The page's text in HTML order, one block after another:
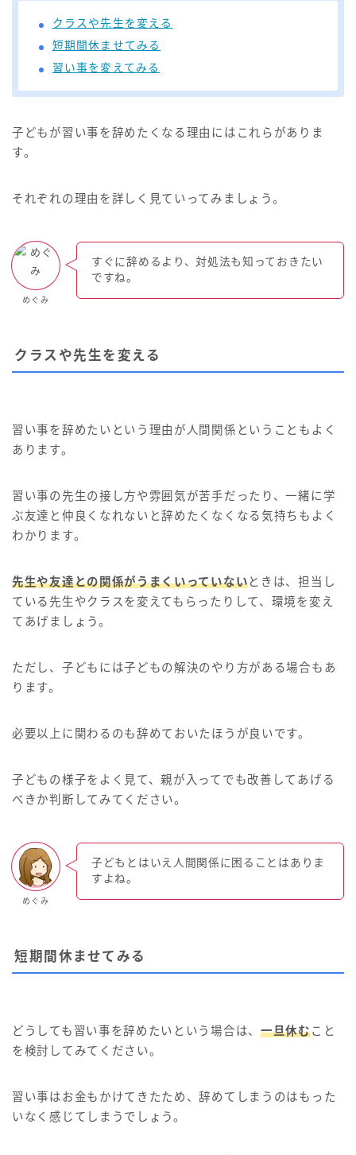
クラスや先生を変える
短期間休ませてみる
習い事を変えてみる
子どもが習い事を辞めたくなる理由にはこれらがありま
す。
それぞれの理由を詳しく見ていってみましょう。
めぐみ
すぐに辞めるより、対処法も知っておきたい
ですね。
クラスや先生を変える
習い事を辞めたいという理由が人間関係ということもよく
あります。
習い事の先生の接し方や雰囲気が苦手だったり、一緒に学
ぶ友達と仲良くなれないと辞めたくなくなる気持ちもよく
わかります。
先生や友達との関係がうまくいっていないときは、担当し
ている先生やクラスを変えてもらったりして、環境を変え
てあげましょう。
ただし、子どもには子どもの解決のやり方がある場合もあ
ります。
必要以上に関わるのも辞めておいたほうが良いです。
子どもの様子をよく見て、親が入ってでも改善してあげる
べきか判断してみてください。
めぐみ
子どもとはいえ人間関係に困ることはありま
すよね。
短期間休ませてみる
どうしても習い事を辞めたいという場合は、 一旦休むこと
を検討してみてください。
習い事はお金もかけてきたため、辞めてしまうのはもった
いなく感じてしまうでしょう。